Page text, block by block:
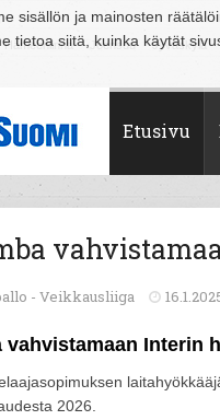
sisällön ja mainosten
tietoa siitä, kuinka käytät
Hämeenlinna Joensuu Jyväskylä
Etusivu
- Veikkausliiga
vahvistamaan Interin
2026.